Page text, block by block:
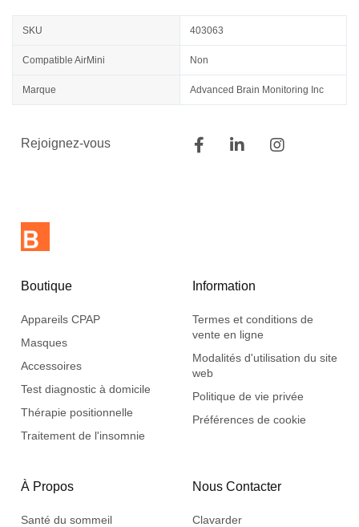
SKU 403063
Compatible AirMini Non
Marque Advanced Brain Monitoring Inc
Rejoignez-vous
Boutique
Appareils CPAP
Masques
Accessoires
Test diagnostic à domicile
Thérapie positionnelle
Traitement de l'insomnie
Information
Termes et conditions de
vente en ligne
Modalités d'utilisation du site
web
Politique de vie privée
Préférences de cookie
À Propos
Santé du sommeil
Nous Contacter
Clavarder